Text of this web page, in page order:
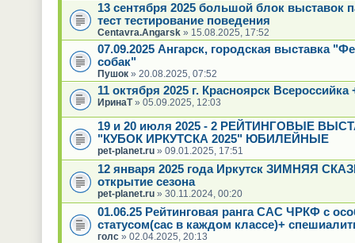
13 сентября 2025 большой блок выставок
тест тестирование поведения
Centavra.Angarsk» 15.08.2025, 17:52
07.09.2025 Ангарск, городская выставка
собак"
Пушок» 20.08.2025, 07:52
11 октября 2025 г. Красноярск Всероссийка
ИринаТ» 05.09.2025, 12:03
19 и 20 июля 2025 - 2 РЕЙТИНГОВЫЕ
"КУБОК ИРКУТСКА 2025" ЮБИЛЕЙНЫЕ
pet-planet.ru» 09.01.2025, 17:51
12 января 2025 года Иркутск ЗИМНЯЯ
открытие сезона
pet-planet.ru» 30.11.2024, 00:20
01.06.25 Рейтинговая ранга САС ЧРКФ с
статусом(сас в каждом классе)+
голс» 02.04.2025, 20:13